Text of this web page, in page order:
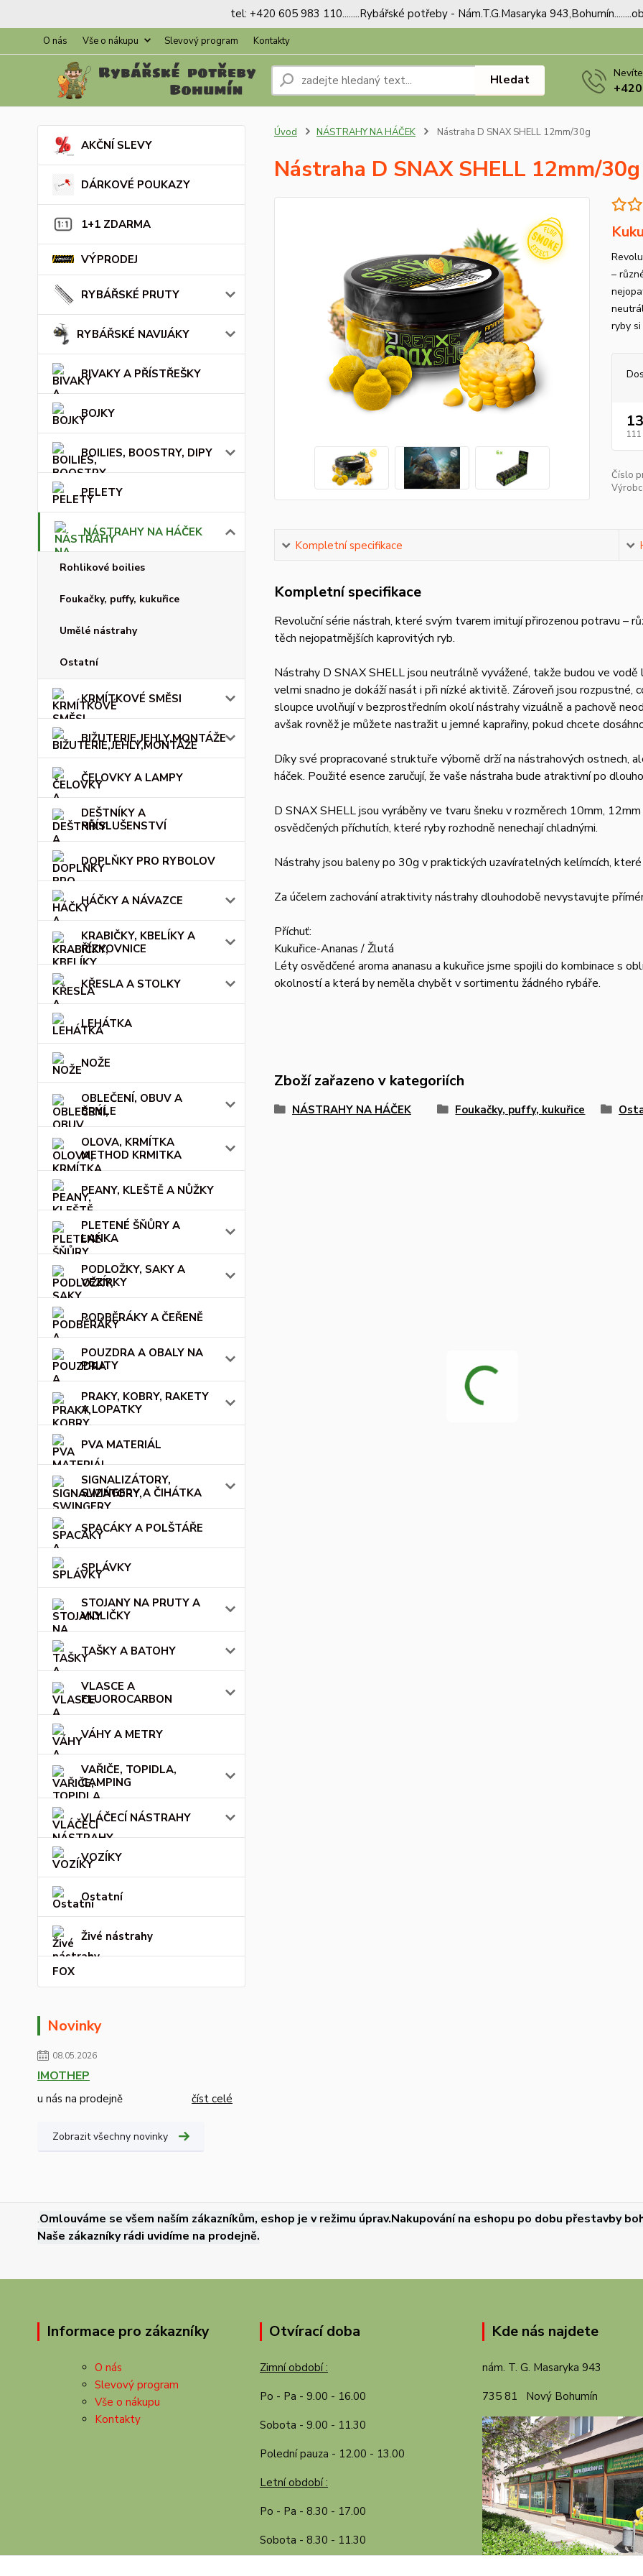
tel: +420 605 983 110........Rybářské potřeby - Nám.T.G.Masaryka
O nás Vše o nákupu Slevový program Kontakty
Hledat
AKČNÍ SLEVY
DÁRKOVÉ POUKAZY
1+1 ZDARMA
VÝPRODEJ
RYBÁŘSKÉ PRUTY
RYBÁŘSKÉ NAVIJÁKY
BIVAKY A PŘÍSTŘEŠKY
BOJKY
BOILIES, BOOSTRY, DIPY
PELETY
NÁSTRAHY NA HÁČEK
Rohlikové boilies
Foukačky, puffy, kukuřice
Umělé nástrahy
Ostatní
KRMÍTKOVÉ SMĚSI
BIŽUTERIE,JEHLY,MONTÁŽE
ČELOVKY A LAMPY
DEŠTNÍKY A
PŘÍSLUŠENSTVÍ
DOPLŇKY PRO RYBOLOV
HÁČKY A NÁVAZCE
KRABIČKY, KBELÍKY A
ŘÍZKOVNICE
KŘESLA A STOLKY
LEHÁTKA
NOŽE
OBLEČENÍ, OBUV A
BRÝLE
OLOVA, KRMÍTKA
METHOD KRMITKA
PEANY, KLEŠTĚ A NŮŽKY
PLETENÉ ŠŇŮRY A
LANKA
PODLOŽKY, SAKY A
VEZÍRKY
PODBĚRÁKY A ČEŘENĚ
POUZDRA A OBALY NA
PRUTY
PRAKY, KOBRY, RAKETY
A LOPATKY
PVA MATERIÁL
SIGNALIZÁTORY,
SWINGERY A ČIHÁTKA
SPACÁKY A POLŠTÁŘE
SPLÁVKY
STOJANY NA PRUTY A
VIDLIČKY
TAŠKY A BATOHY
VLASCE A
FLUOROCARBON
VÁHY A METRY
VAŘIČE, TOPIDLA,
CAMPING
VLÁČECÍ NÁSTRAHY
VOZÍKY
Ostatní
Živé nástrahy
FOX
Novinky
08.05.2026
IMOTHEP
u nás na prodejně číst celé
Zobrazit všechny novinky
Úvod NÁSTRAHY NA HÁČEK Nástraha D SNAX SHELL 12mm/30g
Nástraha D SNAX SHELL 12mm/30g
–
ryby
111
Číslo
Kompletní specifikace
Kompletní specifikace
Revoluční série nástrah, které svým tvarem imitují přirozenou potravu –
těch nejopatrnějších kaprovitých ryb.
Nástrahy D SNAX SHELL jsou neutrálně vyvážené, takže budou ve
velmi snadno je dokáží nasát i při nízké aktivitě. Zároveň jsou rozpustné,
sloupce uvolňují v bezprostředním okolí nástrahy vizuálně a pachově
avšak rovněž je můžete nastražit u jemné kaprařiny, pokud chcete
Díky své propracované struktuře výborně drží na nástrahových ostnech,
háček. Použité esence zaručují, že vaše nástraha bude atraktivní po
D SNAX SHELL jsou vyráběny ve tvaru šneku v rozměrech 10mm,
osvědčených příchutích, které ryby rozhodně nenechají chladnými.
Nástrahy jsou baleny po 30g v praktických uzavíratelných kelímcích,
Za účelem zachování atraktivity nástrahy dlouhodobě nevystavujte
Příchuť:
Kukuřice-Ananas / Žlutá
Léty osvědčené aroma ananasu a kukuřice jsme spojili do kombinace s
okolností a která by neměla chybět v sortimentu žádného rybáře.
Zboží zařazeno v kategoriích
NÁSTRAHY NA HÁČEK Foukačky, puffy, kukuřice
.Omlouváme se všem naším zákazníkům, eshop je v režimu úprav.Nakupování na eshopu po dobu přestavby
Naše zákazníky rádi uvidíme na prodejně.
Informace pro zákazníky
O nás
Slevový program
Vše o nákupu
Kontakty
Otvírací doba
Zimní období :
Po - Pa - 9.00 - 16.00
Sobota - 9.00 - 11.30
Polední pauza - 12.00 - 13.00
Letní období :
Po - Pa - 8.30 - 17.00
Sobota - 8.30 - 11.30
Kde nás najdete
nám. T. G. Masaryka 943
735 81 Nový Bohumín